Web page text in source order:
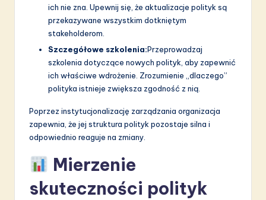
ich nie zna. Upewnij się, że aktualizacje polityk są
przekazywane wszystkim dotkniętym
stakeholderom.
Szczegółowe szkolenia:Przeprowadzaj
szkolenia dotyczące nowych polityk, aby zapewnić
ich właściwe wdrożenie. Zrozumienie „dlaczego”
polityka istnieje zwiększa zgodność z nią.
Poprzez instytucjonalizację zarządzania organizacja
zapewnia, że jej struktura polityk pozostaje silna i
odpowiednio reaguje na zmiany.
Mierzenie
skuteczności polityk